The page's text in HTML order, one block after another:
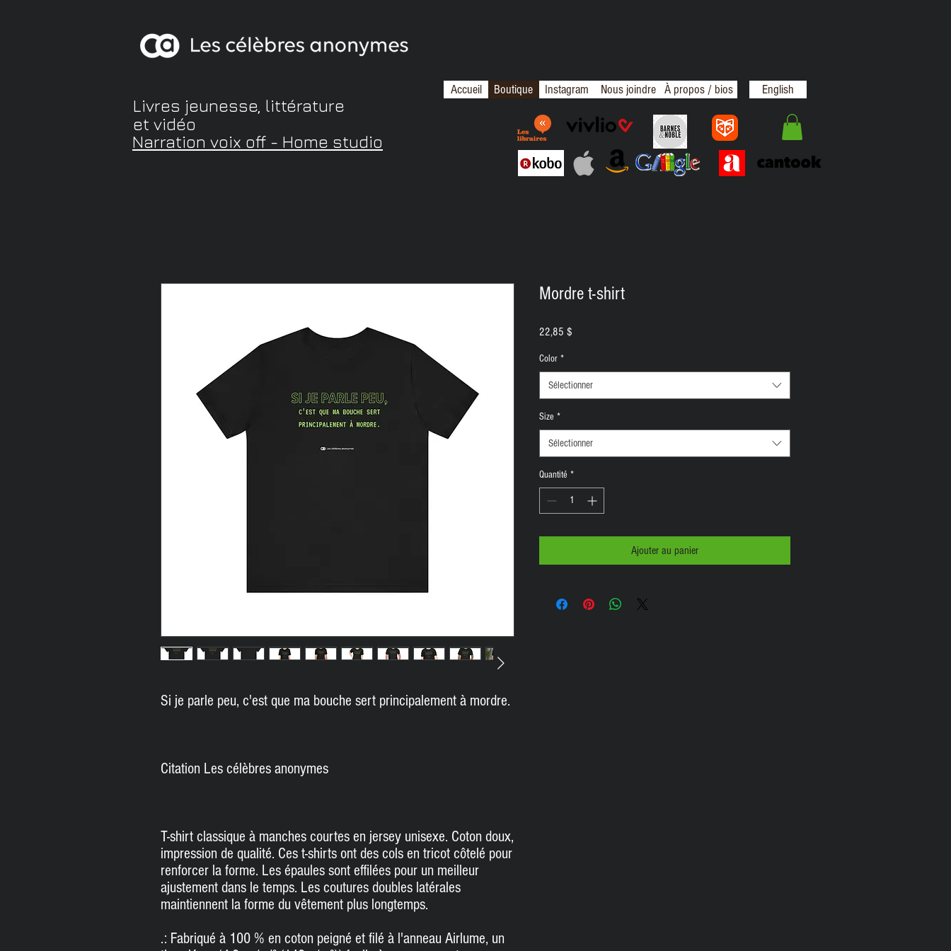
Livres jeunesse, littérature
et vidéo
Narration voix off - Home studio
Instagram
Boutique
Accueil Nous joindre À propos / bios English
Si je parle peu, c'est que ma bouche sert principalement à mordre.
Citation Les célèbres anonymes
T-shirt classique à manches courtes en jersey unisexe. Coton doux,
impression de qualité. Ces t-shirts ont des cols en tricot côtelé pour
renforcer la forme. Les épaules sont effilées pour un meilleur
ajustement dans le temps. Les coutures doubles latérales
maintiennent la forme du vêtement plus longtemps.
.: Fabriqué à 100 % en coton peigné et filé à l'anneau Airlume, un
Mordre t-shirt
22,85 $
Color *
Sélectionner
Size *
Sélectionner
Quantité *
Ajouter au panier